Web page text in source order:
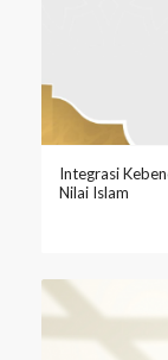
Integrasi
Nilai Islam